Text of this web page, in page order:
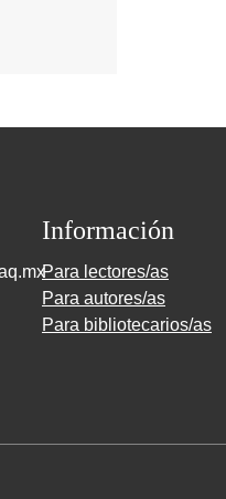
Información
Para lectores/as
Para autores/as
Para bibliotecarios/as